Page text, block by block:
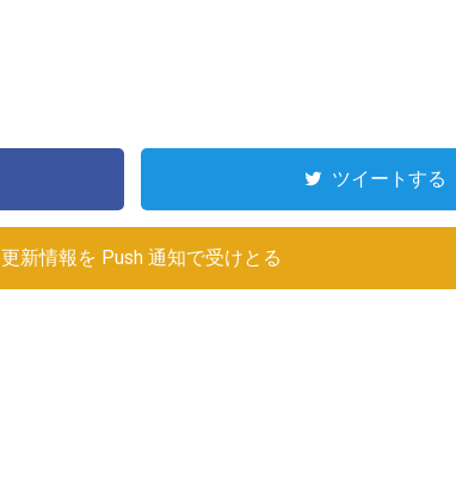
ツイートする
更新情報を Push 通知で受けとる